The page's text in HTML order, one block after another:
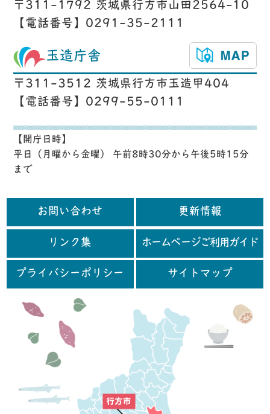
〒311-1792 茨城県行方市山田2564-10
【電話番号】0291-35-2111
玉造庁舎
〒311-3512 茨城県行方市玉造甲404
【電話番号】0299-55-0111
【開庁日時】
平日（月曜から金曜） 午前8時30分から午後5時15分
まで
お問い合わせ 更新情報
リンク集 ホームページご利用ガイド
プライバシーポリシー サイトマップ